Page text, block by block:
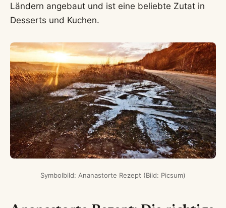
Ländern angebaut und ist eine beliebte Zutat in
Desserts und Kuchen.
Symbolbild: Ananastorte Rezept (Bild: Picsum)